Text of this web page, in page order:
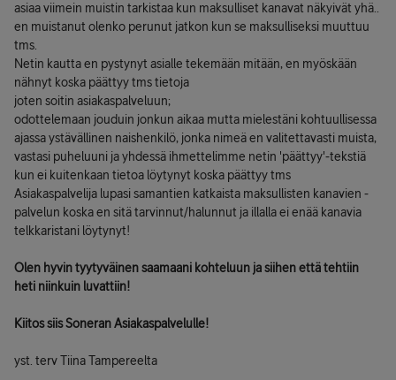
asiaa viimein muistin tarkistaa kun maksulliset kanavat näkyivät yhä..
en muistanut olenko perunut jatkon kun se maksulliseksi muuttuu
tms.
Netin kautta en pystynyt asialle tekemään mitään, en myöskään
nähnyt koska päättyy tms tietoja
joten soitin asiakaspalveluun;
odottelemaan jouduin jonkun aikaa mutta mielestäni kohtuullisessa
ajassa ystävällinen naishenkilö, jonka nimeä en valitettavasti muista,
vastasi puheluuni ja yhdessä ihmettelimme netin 'päättyy'-tekstiä
kun ei kuitenkaan tietoa löytynyt koska päättyy tms
Asiakaspalvelija lupasi samantien katkaista maksullisten kanavien -
palvelun koska en sitä tarvinnut/halunnut ja illalla ei enää kanavia
telkkaristani löytynyt!
Olen hyvin tyytyväinen saamaani kohteluun ja siihen että tehtiin
heti niinkuin luvattiin!
Kiitos siis Soneran Asiakaspalvelulle!
yst. terv Tiina Tampereelta